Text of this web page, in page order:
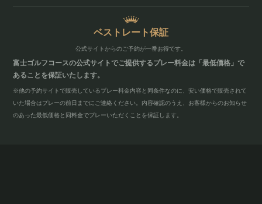
ベストレート保証
公式サイトからのご予約が一番お得です。
富士ゴルフコースの公式サイトでご提供するプレー料金は「最低価格」で
あることを保証いたします。
※他の予約サイトで販売しているプレー料金内容と同条件なのに、安い価格で販売されて
いた場合はプレーの前日までにご連絡ください。内容確認のうえ、お客様からのお知らせ
のあった最低価格と同料金でプレーいただくことを保証します。